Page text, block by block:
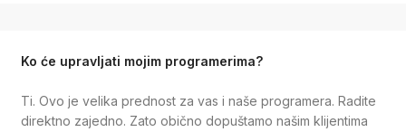
Ko će upravljati mojim programerima?
Ti. Ovo je velika prednost za vas i naše programera. Radite
direktno zajedno. Zato obično dopuštamo našim klijentima